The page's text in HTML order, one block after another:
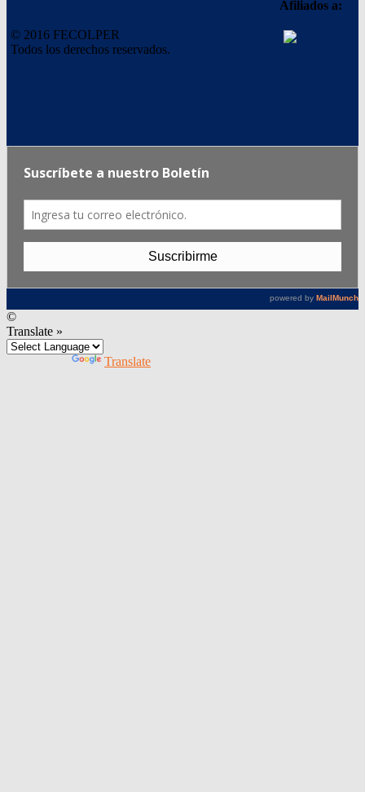
© 2016 FECOLPER
Todos los derechos reservados.
Afiliados a:
©
Translate »
Translate